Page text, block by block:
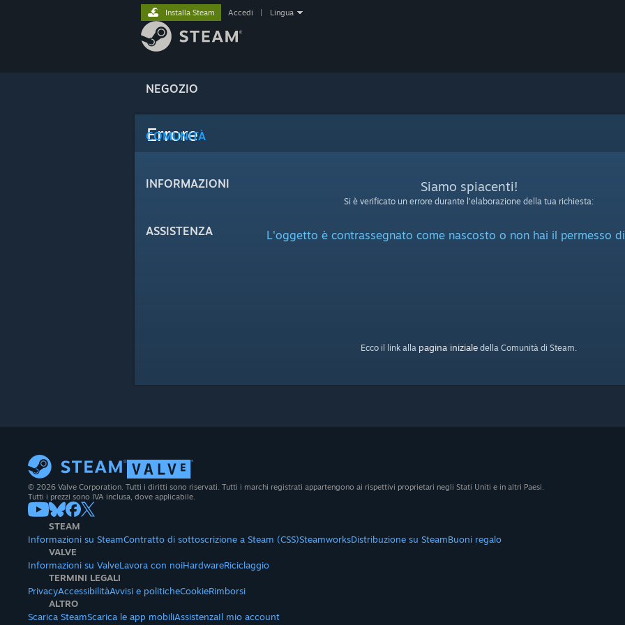
NEGOZIO
COMUNITÀ
INFORMAZIONI
ASSISTENZA
Installa Steam Accedi Lingua
Errore
Siamo spiacenti!
Si è verificato un errore durante l'elaborazione della tua richiesta:
L'oggetto è contrassegnato come nascosto o non hai il permesso
Ecco il link alla pagina iniziale della Comunità di Steam.
© 2026 Valve Corporation. Tutti i diritti sono riservati. Tutti i marchi registrati appartengono ai rispettivi proprietari negli Stati Uniti e in altri Paesi.
Tutti i prezzi sono IVA inclusa, dove applicabile.
STEAM
Informazioni su SteamContratto di sottoscrizione a Steam (CSS)SteamworksDistribuzione su SteamBuoni regalo
VALVE
Informazioni su ValveLavora con noiHardwareRiciclaggio
TERMINI LEGALI
PrivacyAccessibilitàAvvisi e politicheCookieRimborsi
ALTRO
Scarica SteamScarica le app mobiliAssistenzaIl mio account